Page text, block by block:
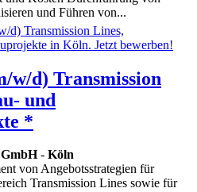
und Führen von...
w/d) Transmission
und
*
- Köln
von Angebotsstrategien für
Transmission Lines sowie für